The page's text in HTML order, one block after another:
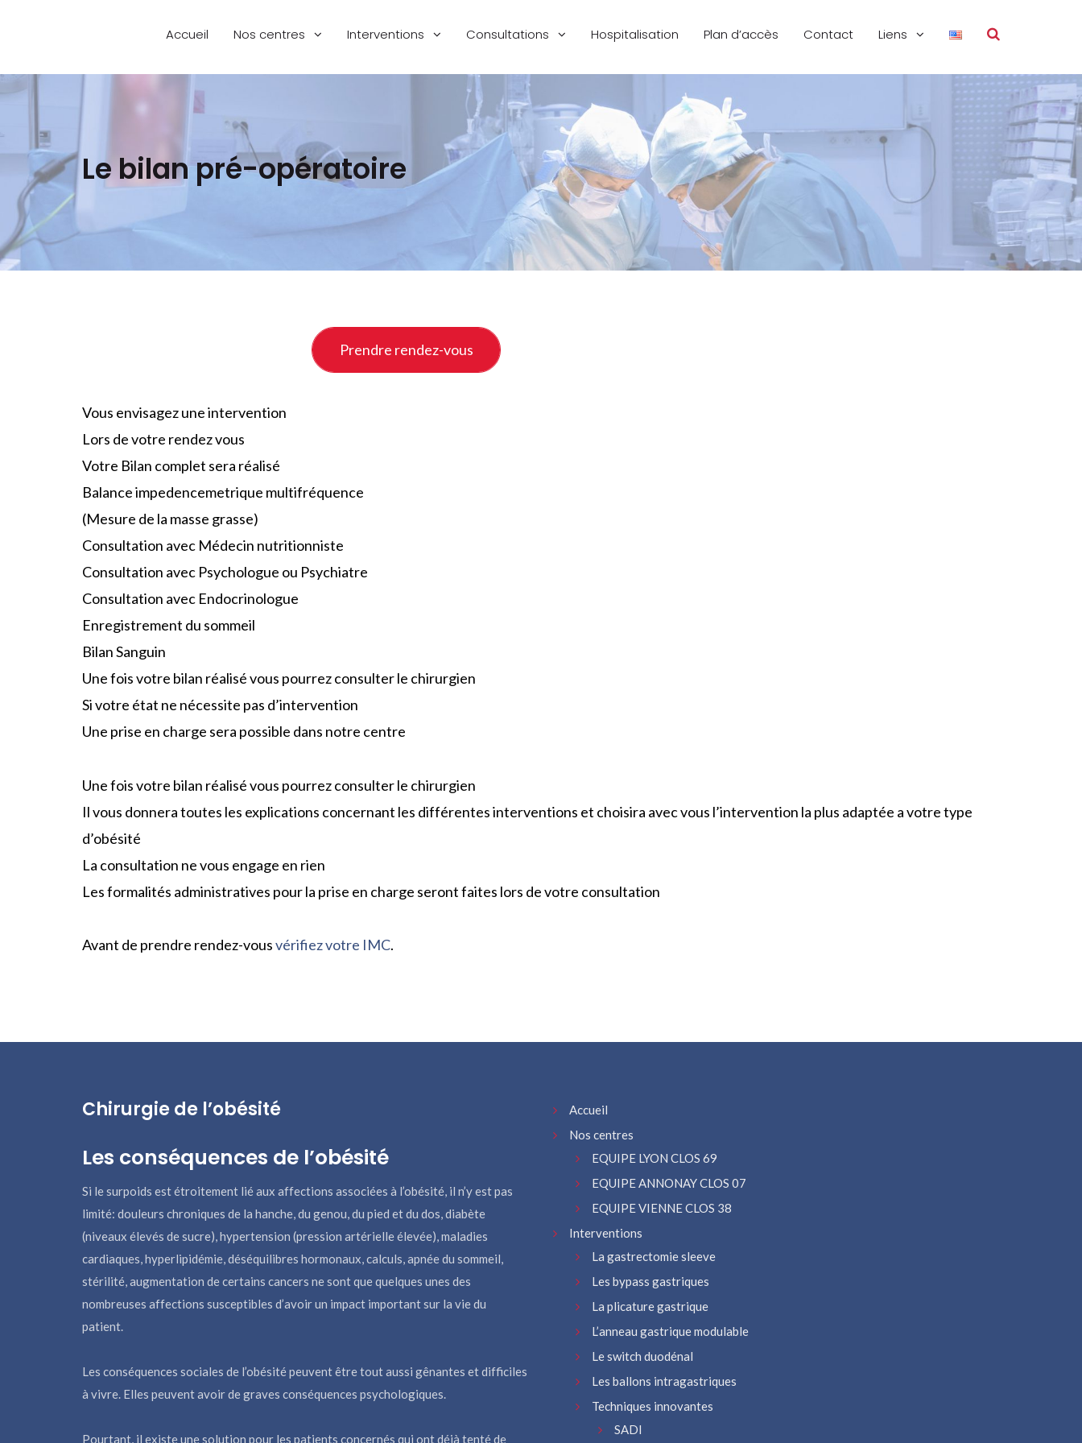
Accueil Nos centres Interventions Consultations Hospitalisation Plan d’accès Contact Liens
Le bilan pré-opératoire
Prendre rendez-vous
Vous envisagez une intervention
Lors de votre rendez vous
Votre Bilan complet sera réalisé
Balance impedencemetrique multifréquence
(Mesure de la masse grasse)
Consultation avec Médecin nutritionniste
Consultation avec Psychologue ou Psychiatre
Consultation avec Endocrinologue
Enregistrement du sommeil
Bilan Sanguin
Une fois votre bilan réalisé vous pourrez consulter le chirurgien
Si votre état ne nécessite pas d’intervention
Une prise en charge sera possible dans notre centre
Une fois votre bilan réalisé vous pourrez consulter le chirurgien
Il vous donnera toutes les explications concernant les différentes interventions et choisira avec vous l’intervention la plus adaptée a votre type
d’obésité
La consultation ne vous engage en rien
Les formalités administratives pour la prise en charge seront faites lors de votre consultation
Avant de prendre rendez-vousvérifiez votre IMC.
Chirurgie de l’obésité
Les conséquences de l’obésité
Si le surpoids est étroitement lié aux affections associées à l’obésité, il n’y est pas
limité: douleurs chroniques de la hanche, du genou, du pied et du dos, diabète
(niveaux élevés de sucre), hypertension (pression artérielle élevée), maladies
cardiaques, hyperlipidémie, déséquilibres hormonaux, calculs, apnée du sommeil,
stérilité, augmentation de certains cancers ne sont que quelques unes des
nombreuses affections susceptibles d’avoir un impact important sur la vie du
patient.
Les conséquences sociales de l’obésité peuvent être tout aussi gênantes et difficiles
à vivre. Elles peuvent avoir de graves conséquences psychologiques.
Pourtant, il existe une solution pour les patients concernés qui ont déjà tenté de
Accueil
Nos centres
EQUIPE LYON CLOS 69
EQUIPE ANNONAY CLOS 07
EQUIPE VIENNE CLOS 38
Interventions
La gastrectomie sleeve
Les bypass gastriques
La plicature gastrique
L’anneau gastrique modulable
Le switch duodénal
Les ballons intragastriques
Techniques innovantes
SADI